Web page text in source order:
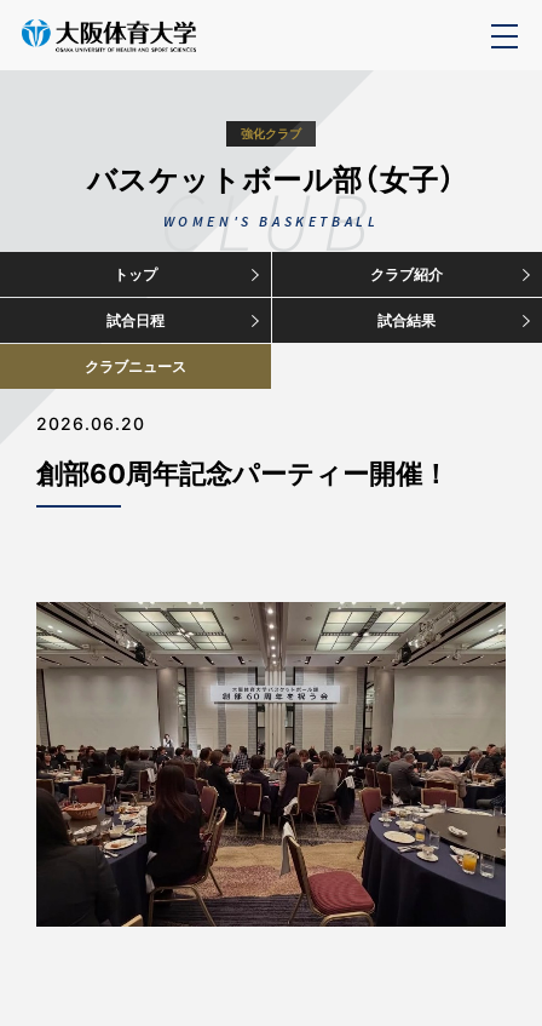
強化クラブ
バスケットボール部（女子）
WOMEN'S BASKETBALL
CLUB
トップ クラブ紹介
試合日程 試合結果
クラブニュース
2026.06.20
創部60周年記念パーティー開催！